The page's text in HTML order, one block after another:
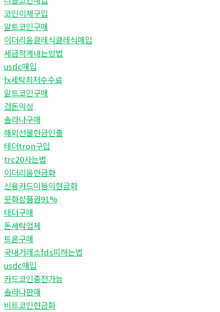
코인이체구입
알트코인구매
이더리움클레식클레식매입
세금적게내는방법
usdc매입
fx세탁최저수수료
알트코인구매
검돈믹싱
솔라나구매
해외선물현금인출
테더tron구입
trc20사는법
이더리움현금화
신용카드미동의현금화
문화상품권91%
테더구매
돈세탁업체
트론구매
국내거래소fds피하는법
usdc매입
카드코인충전가능
솔라나판매
비트코인현금화